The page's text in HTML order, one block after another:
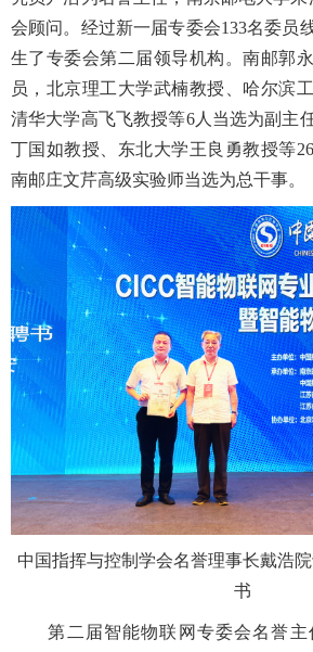
会顾问。经过新一届专委会133名委员
生了专委会第二届领导机构。南邮郭
员，北京理工大学武楠教授、哈尔滨
清华大学高飞飞教授等6人当选为副主
丁国如教授、东北大学王良勇教授等
南邮庄文芹高级实验师当选为总干事。
中国指挥与控制学会名誉理事长戴浩
书
第二届智能物联网专委会名誉主